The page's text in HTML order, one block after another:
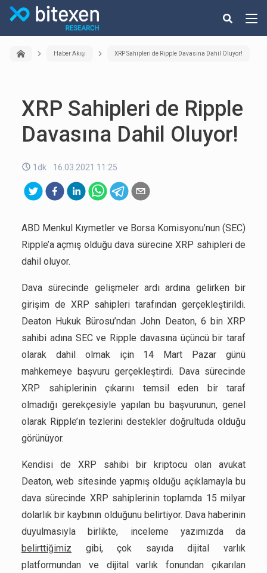
Haber Akışı XRP Sahipleri de Ripple Davasına Dahil Oluyor!
XRP Sahipleri de Ripple
Davasına Dahil Oluyor!
1dk 16.03.2021 11:25
ABD Menkul Kıymetler ve Borsa Komisyonu’nun (SEC)
Ripple’a açmış olduğu dava sürecine XRP sahipleri de
dahil oluyor.
Dava sürecinde gelişmeler ardı ardına gelirken bir
girişim de XRP sahipleri tarafından gerçekleştirildi.
Deaton Hukuk Bürosu’ndan John Deaton, 6 bin XRP
sahibi adına SEC ve Ripple davasına üçüncü bir taraf
olarak dahil olmak için 14 Mart Pazar günü
mahkemeye başvuru gerçekleştirdi. Dava sürecinde
XRP sahiplerinin çıkarını temsil eden bir taraf
olmadığı gerekçesiyle yapılan bu başvurunun, genel
olarak Ripple’ın tezlerini destekler doğrultuda olduğu
görünüyor.
Kendisi de XRP sahibi bir kriptocu olan avukat
Deaton, web sitesinde yapmış olduğu açıklamayla bu
dava sürecinde XRP sahiplerinin toplamda 15 milyar
dolarlık bir kaybının olduğunu belirtiyor. Dava haberinin
duyulmasıyla birlikte, inceleme yazımızda da
belirttiğimiz gibi, çok sayıda dijital varlık
platformundan ve dijital varlık fonundan çıkarılan